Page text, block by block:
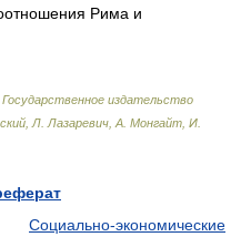
Рима и
издательство
Л. Лазаревич, А. Монгайт, И.
Социально-экономические